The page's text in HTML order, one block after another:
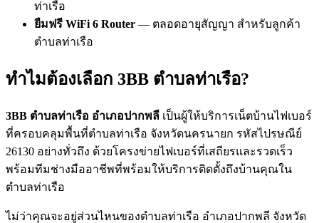
ท่าเรือ
ยืมฟรี WiFi 6 Router — ตลอดอายุสัญญา สำหรับลูกค้า
ตำบลท่าเรือ
ทำไมต้องเลือก 3BB ตำบลท่าเรือ?
3BB ตำบลท่าเรือ อำเภอปากพลี เป็นผู้ให้บริการเน็ตบ้านไฟเบอร์
ที่ครอบคลุมพื้นที่ตำบลท่าเรือ จังหวัดนครนายก รหัสไปรษณีย์
26130 อย่างทั่วถึง ด้วยโครงข่ายไฟเบอร์ที่เสถียรและรวดเร็ว
พร้อมทีมช่างมืออาชีพที่พร้อมให้บริการติดตั้งถึงบ้านคุณใน
ตำบลท่าเรือ
ไม่ว่าคุณจะอยู่ส่วนไหนของตำบลท่าเรือ อำเภอปากพลี จังหวัด